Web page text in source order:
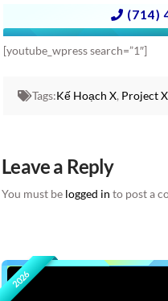
[youtube_wpress search=”1″]
Tags:Kế Hoạch X, Project
Leave a Reply
You must be logged in to post a
2026